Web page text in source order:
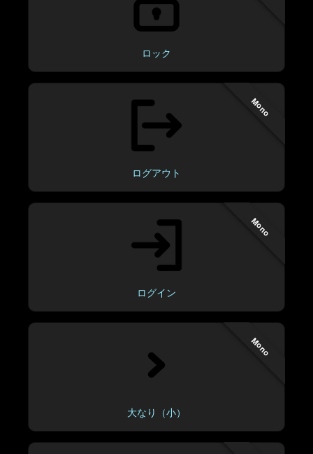
ロック
Mono
ログアウト
Mono
ログイン
Mono
大なり（小）